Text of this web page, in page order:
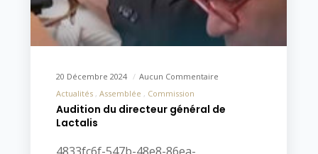
20 Décembre 2024
Aucun Commentaire
Actualités
Assemblée Commission
Audition du directeur général de
Lactalis